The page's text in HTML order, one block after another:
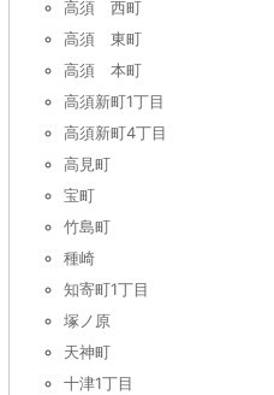
高須 西町
高須 東町
高須 本町
高須新町1丁目
高須新町4丁目
高見町
宝町
竹島町
種崎
知寄町1丁目
塚ノ原
天神町
十津1丁目